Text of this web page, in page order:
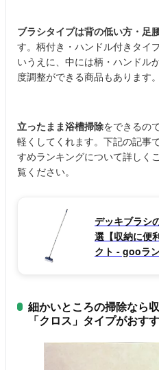
ブラシタイプは背の低い方・足
す。柄付き・ハンドル付きタイ
いうえに、中には柄・ハンドル
度調整ができる商品もあります。
立ったまま浴槽掃除をできるの
軽くしてくれます。下記の記事
すめランキングについて詳しく
覧ください。
デッキブラシ
選【収納に便
クト - gooラ
細かいところの掃除なら
「クロス」タイプがおす